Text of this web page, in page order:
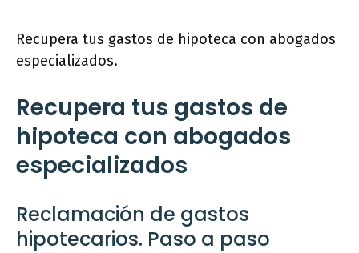
Recupera tus gastos de hipoteca con abogados
especializados.
Recupera tus gastos de
hipoteca con abogados
especializados
Reclamación de gastos
hipotecarios. Paso a paso